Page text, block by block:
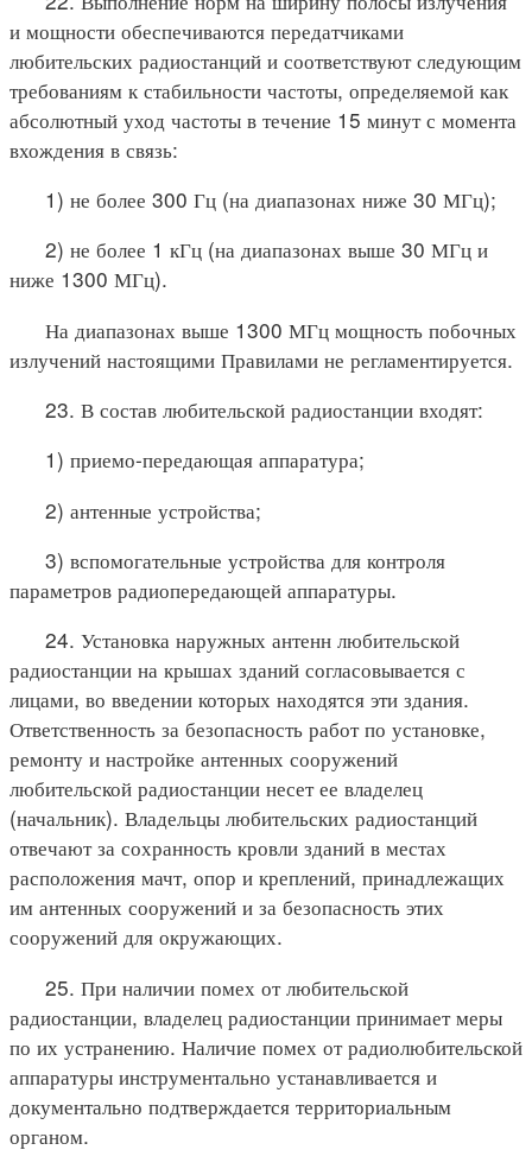
и мощности обеспечиваются передатчиками
любительских радиостанций и соответствуют следующим
требованиям к стабильности частоты, определяемой как
абсолютный уход частоты в течение 15 минут с момента
вхождения в связь:
1) не более 300 Гц (на диапазонах ниже 30 МГц);
2) не более 1 кГц (на диапазонах выше 30 МГц и
ниже 1300 МГц).
На диапазонах выше 1300 МГц мощность побочных
излучений настоящими Правилами не регламентируется.
23. В состав любительской радиостанции входят:
1) приемо-передающая аппаратура;
2) антенные устройства;
3) вспомогательные устройства для контроля
параметров радиопередающей аппаратуры.
24. Установка наружных антенн любительской
радиостанции на крышах зданий согласовывается с
лицами, во введении которых находятся эти здания.
Ответственность за безопасность работ по установке,
ремонту и настройке антенных сооружений
любительской радиостанции несет ее владелец
(начальник). Владельцы любительских радиостанций
отвечают за сохранность кровли зданий в местах
расположения мачт, опор и креплений, принадлежащих
им антенных сооружений и за безопасность этих
сооружений для окружающих.
25. При наличии помех от любительской
радиостанции, владелец радиостанции принимает меры
по их устранению. Наличие помех от радиолюбительской
аппаратуры инструментально устанавливается и
документально подтверждается территориальным
органом.